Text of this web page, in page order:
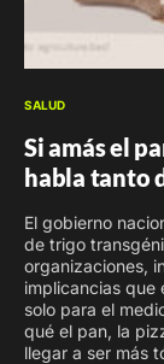
SALUD
Si amás el
habla tanto
El gobierno
de trigo
organizaciones,
implicancias que
solo para el
qué el pan, la
llegar a ser más